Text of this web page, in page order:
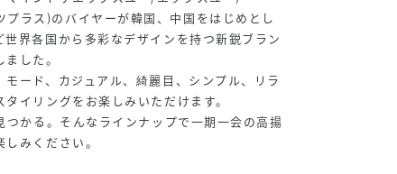
ラス)のバイヤーが韓国、中国をはじめとし
界各国から多彩なデザインを持つ新鋭ブラン
した。
ード、カジュアル、綺麗目、シンプル、リラ
イリングをお楽しみいただけます。
つかる。そんなラインナップで一期一会の高揚
みください。